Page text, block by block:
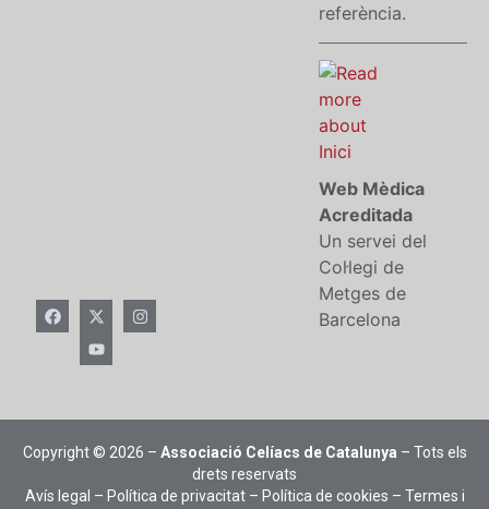
referència.
Web Mèdica
Acreditada
Un servei del
Col·legi de
Metges de
Barcelona
Copyright © 2026 – Associació Celíacs de Catalunya – Tots els
drets reservats
Avís legal – Política de privacitat– Política de cookies – Termes i